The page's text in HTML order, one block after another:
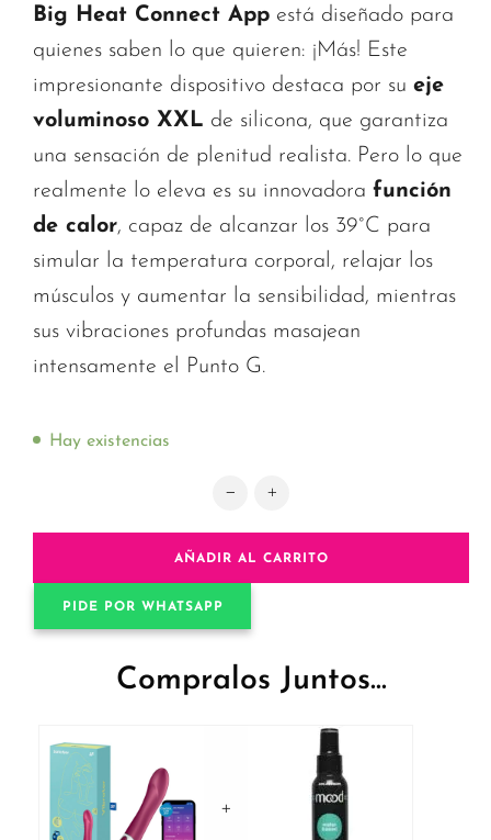
Big Heat Connect App está diseñado para
quienes saben lo que quieren: ¡Más! Este
impresionante dispositivo destaca por su eje
voluminoso XXL de silicona, que garantiza
una sensación de plenitud realista. Pero lo que
realmente lo eleva es su innovadora función
de calor, capaz de alcanzar los 39°C para
simular la temperatura corporal, relajar los
músculos y aumentar la sensibilidad, mientras
sus vibraciones profundas masajean
intensamente el Punto G.
Hay existencias
Satisfyer Big Heat: Vibrador con
AÑADIR AL CARRITO
PIDE POR WHATSAPP
Compralos Juntos...
+